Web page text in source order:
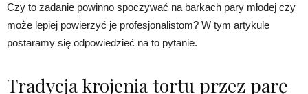
Czy to zadanie powinno spoczywać na barkach pary młodej czy
może lepiej powierzyć je profesjonalistom? W tym artykule
postaramy się odpowiedzieć na to pytanie.
Tradycja krojenia tortu przez parę